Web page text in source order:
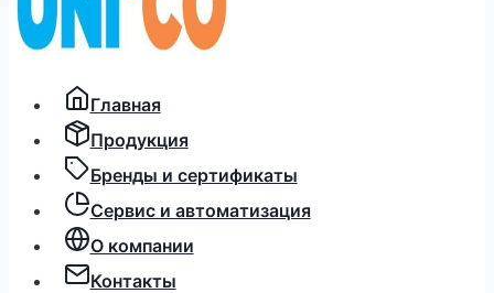
Главная
Продукция
Бренды и сертификаты
Сервис и автоматизация
О компании
Контакты